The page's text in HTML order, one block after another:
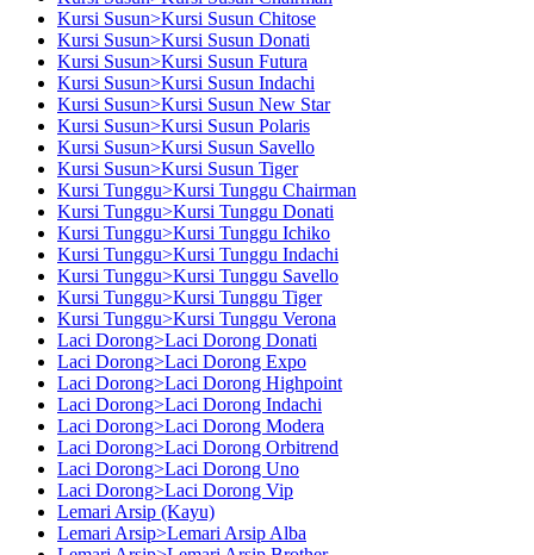
Kursi Susun>Kursi Susun Chitose
Kursi Susun>Kursi Susun Donati
Kursi Susun>Kursi Susun Futura
Kursi Susun>Kursi Susun Indachi
Kursi Susun>Kursi Susun New Star
Kursi Susun>Kursi Susun Polaris
Kursi Susun>Kursi Susun Savello
Kursi Susun>Kursi Susun Tiger
Kursi Tunggu>Kursi Tunggu Chairman
Kursi Tunggu>Kursi Tunggu Donati
Kursi Tunggu>Kursi Tunggu Ichiko
Kursi Tunggu>Kursi Tunggu Indachi
Kursi Tunggu>Kursi Tunggu Savello
Kursi Tunggu>Kursi Tunggu Tiger
Kursi Tunggu>Kursi Tunggu Verona
Laci Dorong>Laci Dorong Donati
Laci Dorong>Laci Dorong Expo
Laci Dorong>Laci Dorong Highpoint
Laci Dorong>Laci Dorong Indachi
Laci Dorong>Laci Dorong Modera
Laci Dorong>Laci Dorong Orbitrend
Laci Dorong>Laci Dorong Uno
Laci Dorong>Laci Dorong Vip
Lemari Arsip (Kayu)
Lemari Arsip>Lemari Arsip Alba